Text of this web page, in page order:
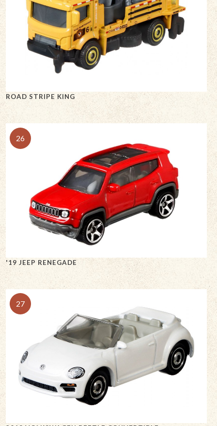
ROAD STRIPE KING
'19 JEEP RENEGADE
26
27